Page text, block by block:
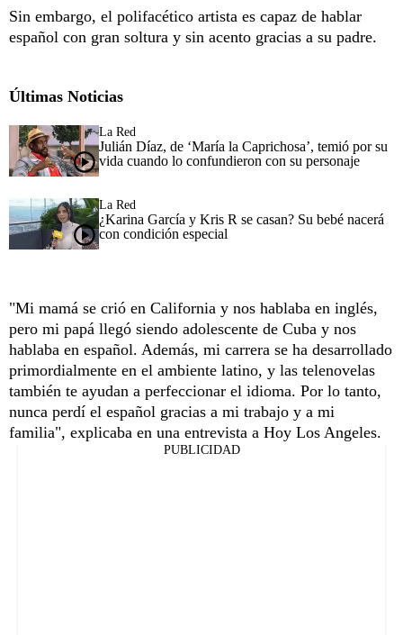
Sin embargo, el polifacético artista es capaz de hablar
español con gran soltura y sin acento gracias a su padre.
Últimas Noticias
La Red
Julián Díaz, de ‘María la Caprichosa’, temió por su
vida cuando lo confundieron con su personaje
La Red
¿Karina García y Kris R se casan? Su bebé nacerá
con condición especial
"Mi mamá se crió en California y nos hablaba en inglés,
pero mi papá llegó siendo adolescente de Cuba y nos
hablaba en español. Además, mi carrera se ha desarrollado
primordialmente en el ambiente latino, y las telenovelas
también te ayudan a perfeccionar el idioma. Por lo tanto,
nunca perdí el español gracias a mi trabajo y a mi
familia", explicaba en una entrevista a Hoy Los Angeles.
PUBLICIDAD